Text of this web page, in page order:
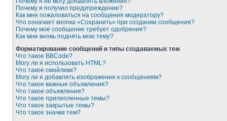
Почему я получил предупреждение?
Как мне пожаловаться на сообщения модератору?
Что означает кнопка «Сохранить» при создании сообщения?
Почему моё сообщение требует одобрения?
Как мне вновь поднять мою тему?
Форматирование сообщений и типы создаваемых тем
Что такое BBCode?
Могу ли я использовать HTML?
Что такое смайлики?
Могу ли я добавлять изображения к сообщениям?
Что такое важные объявления?
Что такое объявления?
Что такое прилепленные темы?
Что такое закрытые темы?
Что такое значки тем?